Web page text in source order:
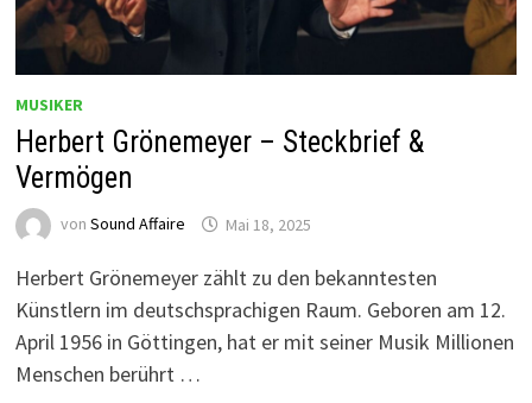
MUSIKER
Herbert Grönemeyer – Steckbrief &
Vermögen
von Sound Affaire Mai 18, 2025
Herbert Grönemeyer zählt zu den bekanntesten
Künstlern im deutschsprachigen Raum. Geboren am 12.
April 1956 in Göttingen, hat er mit seiner Musik Millionen
Menschen berührt …